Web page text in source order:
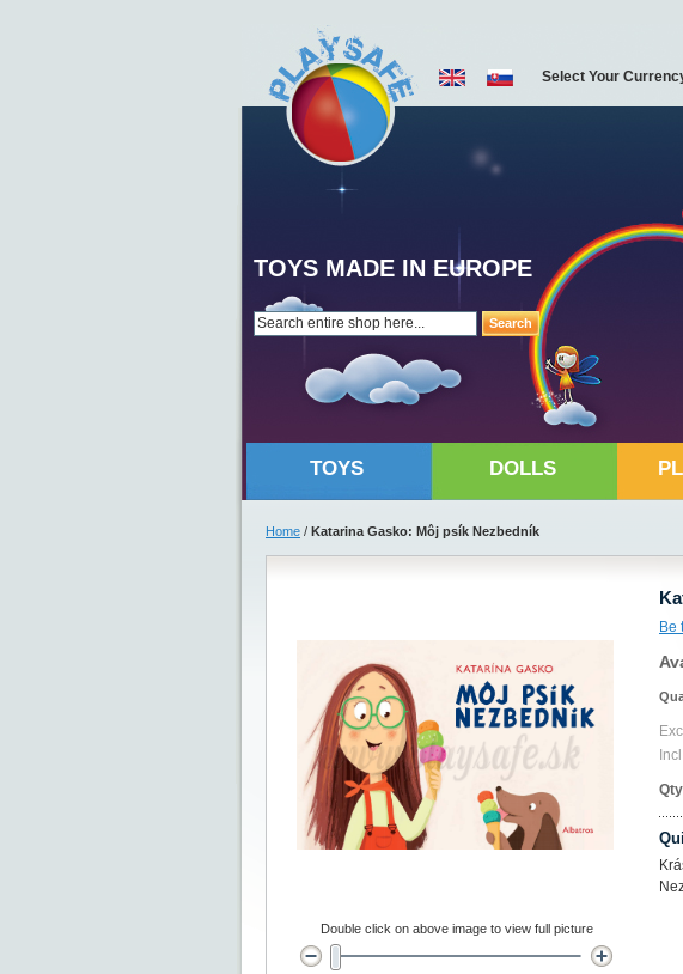
Search
TOYS MADE IN EUROPE
Select Your
TOYS DOLLS
Home / Katarina Gasko: Môj psík Nezbedník
Be
Double click on above image to view full picture